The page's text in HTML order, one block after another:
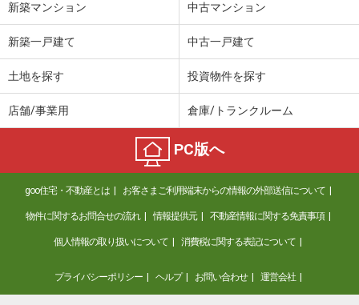
新築マンション 中古マンション
新築一戸建て 中古一戸建て
土地を探す 投資物件を探す
店舗/事業用 倉庫/トランクルーム
PC版へ
goo住宅・不動産とは お客さまご利用端末からの情報の外部送信について
物件に関するお問合せの流れ 情報提供元 不動産情報に関する免責事項
個人情報の取り扱いについて 消費税に関する表記について
プライバシーポリシー ヘルプ お問い合わせ 運営会社